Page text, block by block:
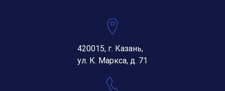
420015, г. Казань,
ул. К. Маркса, д. 71